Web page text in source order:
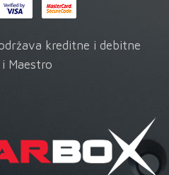
kreditne i debitne
Maestro